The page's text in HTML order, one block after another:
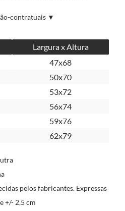
contratuais ▼
Largura x Altura
47x68
50x70
53x72
56x74
59x76
62x79
pelos fabricantes. Expressas
+/- 2,5 cm